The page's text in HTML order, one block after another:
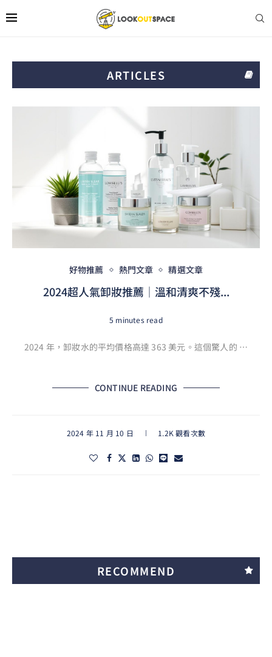
ARTICLES
好物推薦 熱門文章 精選文章
2024超人氣卸妝推薦｜溫和清爽不殘...
5 minutes read
2024 年，卸妝水的平均價格高達 363 美元。這個驚人的 …
CONTINUE READING
2024 年 11 月 10 日 1.2K 觀看次數
RECOMMEND